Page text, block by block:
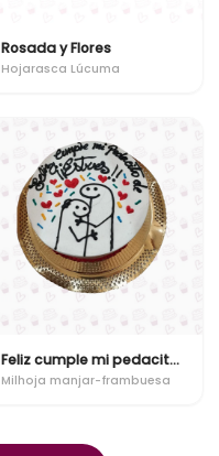
Rosada y Flores
Hojarasca Lúcuma
Feliz cumple mi pedacito de estres
Milhoja manjar-frambuesa